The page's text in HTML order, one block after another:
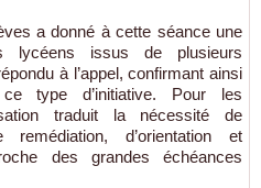
a donné à cette séance une
lycéens issus de plusieurs
à l’appel, confirmant ainsi
type d’initiative. Pour les
traduit la nécessité de
d’orientation et
des grandes échéances